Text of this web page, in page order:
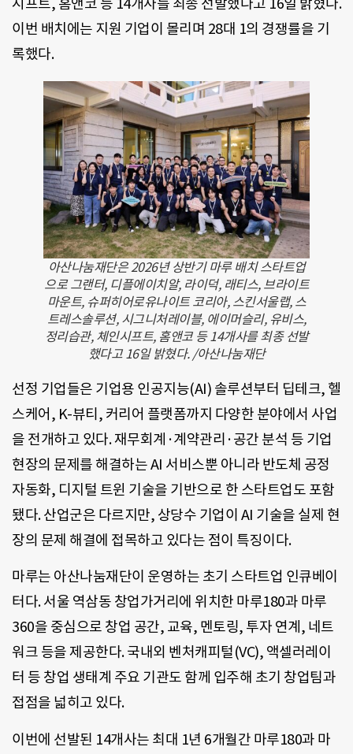
이번 배치에는 지원 기업이 몰리며 28대 1의 경쟁률을 기
록했다.
아산나눔재단은 2026년 상반기 마루 배치 스타트업
으로 그랜터, 디플에이치알, 라이덕, 래티스, 브라이트
마운트, 슈퍼히어로유나이트 코리아, 스킨서울랩, 스
트레스솔루션, 시그니처레이블, 에이머슬리, 유비스,
정리습관, 체인시프트, 홈앤코 등 14개사를 최종 선발
했다고 16일 밝혔다. /아산나눔재단
선정 기업들은 기업용 인공지능(AI) 솔루션부터 딥테크, 헬
스케어, K-뷰티, 커리어 플랫폼까지 다양한 분야에서 사업
을 전개하고 있다. 재무회계·계약관리·공간 분석 등 기업
현장의 문제를 해결하는 AI 서비스뿐 아니라 반도체 공정
자동화, 디지털 트윈 기술을 기반으로 한 스타트업도 포함
됐다. 산업군은 다르지만, 상당수 기업이 AI 기술을 실제 현
장의 문제 해결에 접목하고 있다는 점이 특징이다.
마루는 아산나눔재단이 운영하는 초기 스타트업 인큐베이
터다. 서울 역삼동 창업가거리에 위치한 마루180과 마루
360을 중심으로 창업 공간, 교육, 멘토링, 투자 연계, 네트
워크 등을 제공한다. 국내외 벤처캐피털(VC), 액셀러레이
터 등 창업 생태계 주요 기관도 함께 입주해 초기 창업팀과
접점을 넓히고 있다.
이번에 선발된 14개사는 최대 1년 6개월간 마루180과 마